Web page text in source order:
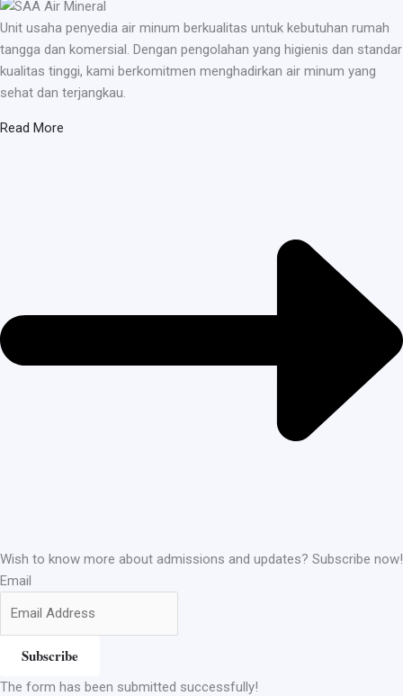
Unit usaha penyedia air minum berkualitas untuk kebutuhan rumah
tangga dan komersial. Dengan pengolahan yang higienis dan standar
kualitas tinggi, kami berkomitmen menghadirkan air minum yang
sehat dan terjangkau.
Read More
Wish to know more about admissions and updates? Subscribe now!
Email
Subscribe
The form has been submitted successfully!